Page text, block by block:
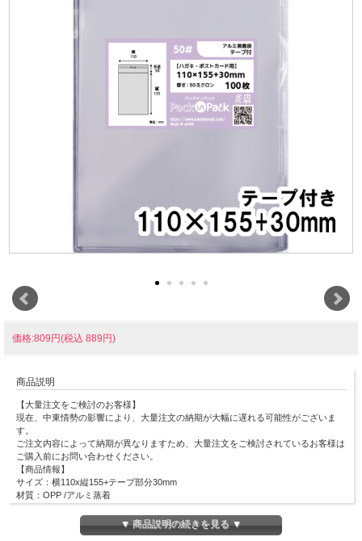
価格:809円(税込 889円)
商品説明
【大量注文をご検討のお客様】
現在、中東情勢の影響により、大量注文の納期が大幅に遅れる可能性がございま
す。
ご注文内容によって納期が異なりますため、大量注文をご検討されているお客様は
ご購入前にお問い合わせください。
【商品情報】
サイズ： 横110x縦155+テープ部分30mm
材質：OPP /アルミ蒸着
梱包形態：100枚OPP袋入 1,000枚クラフト包装
対応ポストカードサイズ：縦100×横148mm
▼ 商品説明の続きを見る ▼